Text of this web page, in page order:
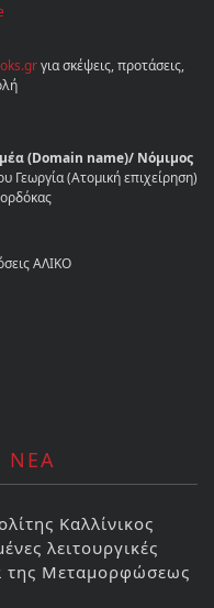
για σκέψεις, προτάσεις,
(Domain name)/ Νόμιμος
Γεωργία (Ατομική επιχείρηση)
ΑΛΙΚΟ
ΝΕΑ
Καλλίνικος
λειτουργικές
της Μεταμορφώσεως